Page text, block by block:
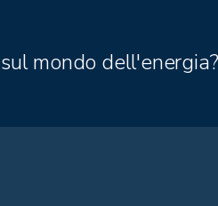
mondo dell'energia?